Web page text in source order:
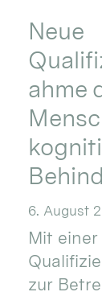
Neue
ahme
6. August
Mit einer
zur